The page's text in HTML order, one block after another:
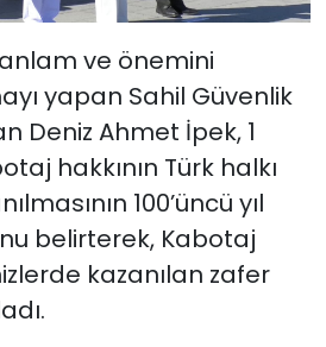
ve önemini
yapan Sahil Güvenlik
Deniz Ahmet İpek, 1
hakkının Türk halkı
100’üncü yıl
belirterek, Kabotaj
kazanılan zafer